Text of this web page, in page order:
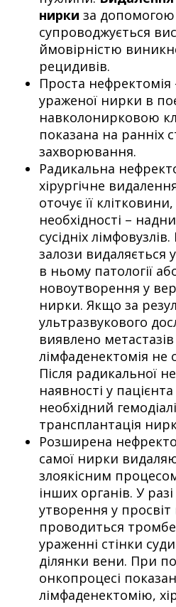
нирки за допомогою
супроводжується
ймовірністю
рецидивів.
Проста
ураженої нирки в
навколонирковою
показана на ранніх
захворювання.
Радикальна
хірургічне
оточує її
необхідності –
сусідніх
залози видаляється
в ньому патології
новоутворення у
нирки. Якщо за
ультразвукового
виявлено
лімфаденектомія не
Після радикальної
наявності у
необхідний
трансплантація
Розширена
самої нирки
злоякісним
інших органів. У
утворення у
проводиться
ураженні стінки
ділянки вени. При
онкопроцесі
лімфаденектомію,